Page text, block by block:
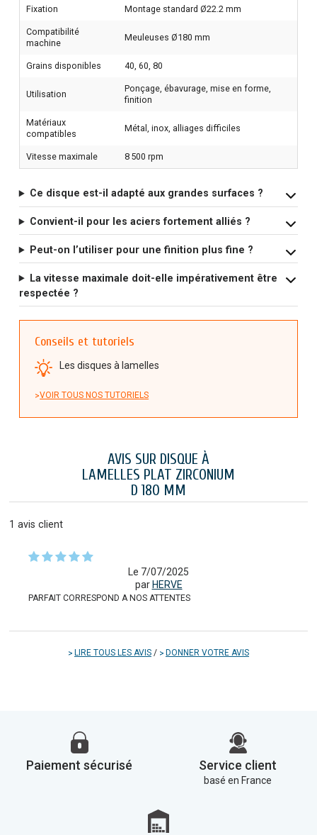
Fixation Montage standard Ø22.2 mm
Compatibilité
machine
Meuleuses Ø180 mm
Grains disponibles 40, 60, 80
Utilisation
Ponçage, ébavurage, mise en forme,
finition
Matériaux
compatibles
Métal, inox, alliages difficiles
Vitesse maximale 8 500 rpm
Ce disque est-il adapté aux grandes surfaces ?
Convient-il pour les aciers fortement alliés ?
Peut-on l’utiliser pour une finition plus fine ?
La vitesse maximale doit-elle impérativement être
respectée ?
Conseils et tutoriels
Les disques à lamelles
VOIR TOUS NOS TUTORIELS
AVIS SUR DISQUE À
LAMELLES PLAT ZIRCONIUM
D 180 MM
1 avis client
Le 7/07/2025
par HERVE
PARFAIT CORRESPOND A NOS ATTENTES
LIRE TOUS LES AVIS / DONNER VOTRE AVIS
Paiement sécurisé Service client
basé en France